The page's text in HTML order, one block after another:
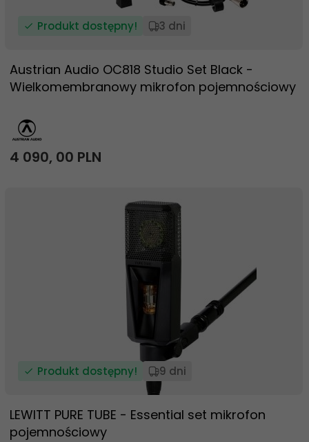
Produkt dostępny! 3 dni
Austrian Audio OC818 Studio Set Black -
Wielkomembranowy mikrofon pojemnościowy
4 090, 00 PLN
Produkt dostępny! 9 dni
LEWITT PURE TUBE - Essential set mikrofon
pojemnościowy